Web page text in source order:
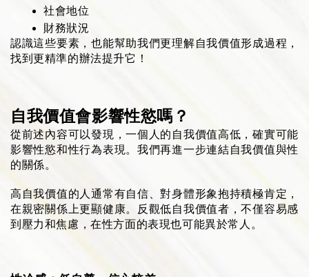
社會地位
財務狀況
認識這些要素，也能幫助我們更理解自我價值形成過程，
找到更精準的辦法提升它！
自我價值會影響性慾嗎？
從前述內容可以發現，一個人的自我價值高低，確實可能
影響性慾和性行為表現。我們再進一步連結自我價值與性
的關係。
高自我價值的人通常有自信、對身體形象抱持積極肯定，
在親密關係上更顯健康。反觀低自我價值者，不僅容易感
到壓力和焦慮，在性方面的表現也可能異於常人。